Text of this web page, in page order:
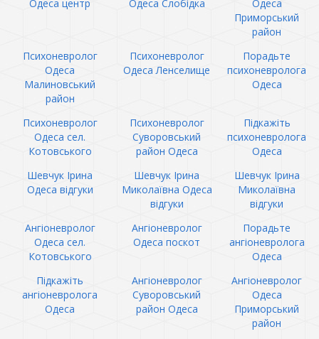
Одеса центр Одеса Слобідка
Одеса
Приморський
район
Психоневролог
Одеса
Малиновський
район
Психоневролог
Одеса Ленселище
Порадьте
психоневролога
Одеса
Психоневролог
Одеса сел.
Котовського
Психоневролог
Суворовський
район Одеса
Підкажіть
психоневролога
Одеса
Шевчук Ірина
Одеса відгуки
Шевчук Ірина
Миколаївна Одеса
відгуки
Шевчук Ірина
Миколаївна
відгуки
Ангіоневролог
Одеса сел.
Котовського
Ангіоневролог
Одеса поскот
Порадьте
ангіоневролога
Одеса
Підкажіть
ангіоневролога
Одеса
Ангіоневролог
Суворовський
район Одеса
Ангіоневролог
Одеса
Приморський
район